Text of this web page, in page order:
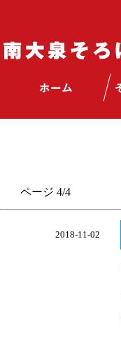
ページ 4/4
2018-11-02